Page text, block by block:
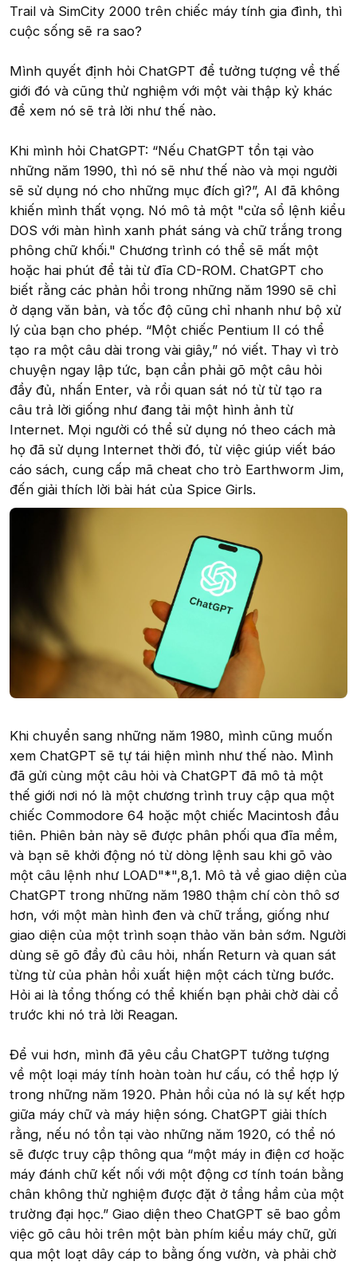
Trail và SimCity 2000 trên chiếc máy tính gia đình, thì
cuộc sống sẽ ra sao?
Mình quyết định hỏi ChatGPT để tưởng tượng về thế
giới đó và cũng thử nghiệm với một vài thập kỷ khác
để xem nó sẽ trả lời như thế nào.
Khi mình hỏi ChatGPT: “Nếu ChatGPT tồn tại vào
những năm 1990, thì nó sẽ như thế nào và mọi người
sẽ sử dụng nó cho những mục đích gì?”, AI đã không
khiến mình thất vọng. Nó mô tả một "cửa sổ lệnh kiểu
DOS với màn hình xanh phát sáng và chữ trắng trong
phông chữ khối." Chương trình có thể sẽ mất một
hoặc hai phút để tải từ đĩa CD-ROM. ChatGPT cho
biết rằng các phản hồi trong những năm 1990 sẽ chỉ
ở dạng văn bản, và tốc độ cũng chỉ nhanh như bộ xử
lý của bạn cho phép. “Một chiếc Pentium II có thể
tạo ra một câu dài trong vài giây,” nó viết. Thay vì trò
chuyện ngay lập tức, bạn cần phải gõ một câu hỏi
đầy đủ, nhấn Enter, và rồi quan sát nó từ từ tạo ra
câu trả lời giống như đang tải một hình ảnh từ
Internet. Mọi người có thể sử dụng nó theo cách mà
họ đã sử dụng Internet thời đó, từ việc giúp viết báo
cáo sách, cung cấp mã cheat cho trò Earthworm Jim,
đến giải thích lời bài hát của Spice Girls.
Khi chuyển sang những năm 1980, mình cũng muốn
xem ChatGPT sẽ tự tái hiện mình như thế nào. Mình
đã gửi cùng một câu hỏi và ChatGPT đã mô tả một
thế giới nơi nó là một chương trình truy cập qua một
chiếc Commodore 64 hoặc một chiếc Macintosh đầu
tiên. Phiên bản này sẽ được phân phối qua đĩa mềm,
và bạn sẽ khởi động nó từ dòng lệnh sau khi gõ vào
một câu lệnh như LOAD"*",8,1. Mô tả về giao diện của
ChatGPT trong những năm 1980 thậm chí còn thô sơ
hơn, với một màn hình đen và chữ trắng, giống như
giao diện của một trình soạn thảo văn bản sớm. Người
dùng sẽ gõ đầy đủ câu hỏi, nhấn Return và quan sát
từng từ của phản hồi xuất hiện một cách từng bước.
Hỏi ai là tổng thống có thể khiến bạn phải chờ dài cổ
trước khi nó trả lời Reagan.
Để vui hơn, mình đã yêu cầu ChatGPT tưởng tượng
về một loại máy tính hoàn toàn hư cấu, có thể hợp lý
trong những năm 1920. Phản hồi của nó là sự kết hợp
giữa máy chữ và máy hiện sóng. ChatGPT giải thích
rằng, nếu nó tồn tại vào những năm 1920, có thể nó
sẽ được truy cập thông qua “một máy in điện cơ hoặc
máy đánh chữ kết nối với một động cơ tính toán bằng
chân không thử nghiệm được đặt ở tầng hầm của một
trường đại học.” Giao diện theo ChatGPT sẽ bao gồm
việc gõ câu hỏi trên một bàn phím kiểu máy chữ, gửi
qua một loạt dây cáp to bằng ống vườn, và phải chờ